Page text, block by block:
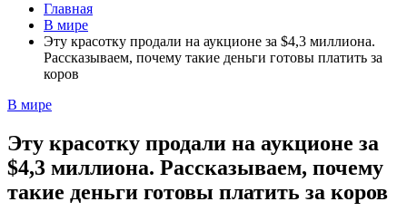
Главная
В мире
Эту красотку продали на аукционе за $4,3 миллиона.
Рассказываем, почему такие деньги готовы платить за
коров
В мире
Эту красотку продали на аукционе за
$4,3 миллиона. Рассказываем, почему
такие деньги готовы платить за коров